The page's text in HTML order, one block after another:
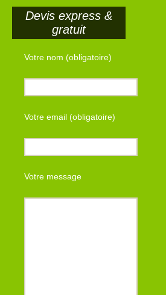
Devis express &
gratuit
Votre nom (obligatoire)
Votre email (obligatoire)
Votre message